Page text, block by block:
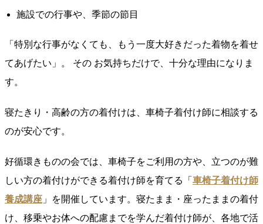
施設での行事や、季節の節目
「特別な行事がなくても、もう一度大好きだった着物を着せ
てあげたい」。 その お気持ちだけで、十分な理由になりま
す。
寝たきり・高齢の方の着付けは、車椅子着付け師に相談する
のが安心です。
好循環きものの会では、車椅子をご利用の方や、立つのが難
しい方の着付けができる着付け師を育てる「 車椅子着付け師
養成講座 」を開催しています。寝たまま・座ったままの着付
け、移乗やお体への配慮までを学んだ着付け師が、各地で活